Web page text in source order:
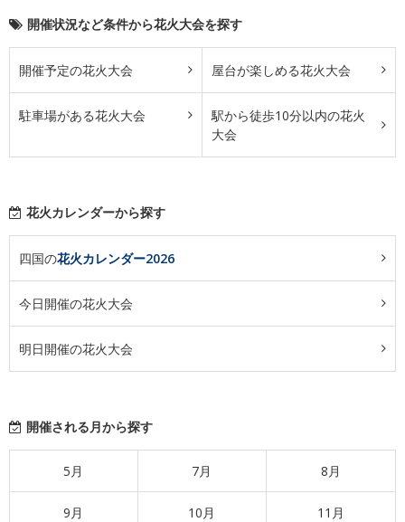
開催状況など条件から花火大会を探す
開催予定の花火大会 屋台が楽しめる花火大会
駐車場がある花火大会
駅から徒歩10分以内の花火
大会
花火カレンダーから探す
四国の花火カレンダー2026
今日開催の花火大会
明日開催の花火大会
開催される月から探す
5月 7月 8月
9月 10月 11月